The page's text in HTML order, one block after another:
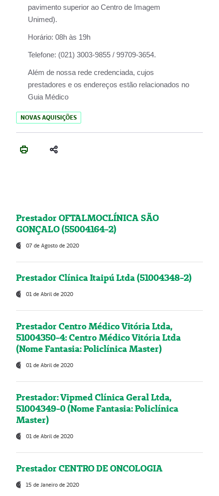
pavimento superior ao Centro de Imagem
Unimed).
Horário: 08h às 19h
Telefone: (021) 3003-9855 / 99709-3654.
Além de nossa rede credenciada, cujos
prestadores e os endereços estão relacionados no
Guia Médico
NOVAS AQUISIÇÕES
Prestador OFTALMOCLÍNICA SÃO
GONÇALO (55004164-2)
07 de Agosto de 2020
Prestador Clínica Itaipú Ltda (51004348-2)
01 de Abril de 2020
Prestador Centro Médico Vitória Ltda,
51004350-4: Centro Médico Vitória Ltda
(Nome Fantasia: Policlínica Master)
01 de Abril de 2020
Prestador: Vipmed Clínica Geral Ltda,
51004349-0 (Nome Fantasia: Policlínica
Master)
01 de Abril de 2020
Prestador CENTRO DE ONCOLOGIA
15 de Janeiro de 2020